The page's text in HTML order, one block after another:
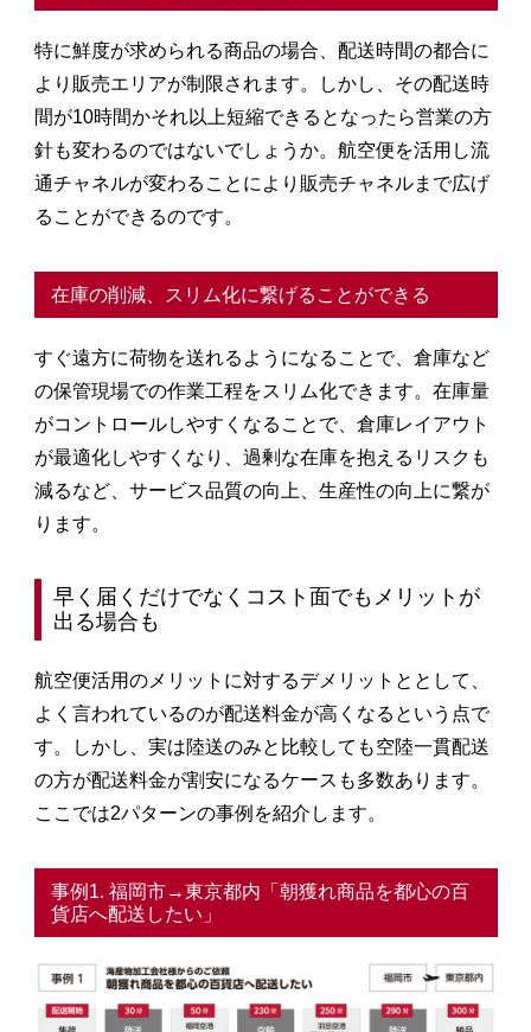
特に鮮度が求められる商品の場合、配送時間の都合に
より販売エリアが制限されます。しかし、その配送時
間が10時間かそれ以上短縮できるとなったら営業の方
針も変わるのではないでしょうか。航空便を活用し流
通チャネルが変わることにより販売チャネルまで広げ
ることができるのです。
在庫の削減、スリム化に繋げることができる
すぐ遠方に荷物を送れるようになることで、倉庫など
の保管現場での作業工程をスリム化できます。在庫量
がコントロールしやすくなることで、倉庫レイアウト
が最適化しやすくなり、過剰な在庫を抱えるリスクも
減るなど、サービス品質の向上、生産性の向上に繋が
ります。
早く届くだけでなくコスト面でもメリットが
出る場合も
航空便活用のメリットに対するデメリットととして、
よく言われているのが配送料金が高くなるという点で
す。しかし、実は陸送のみと比較しても空陸一貫配送
の方が配送料金が割安になるケースも多数あります。
ここでは2パターンの事例を紹介します。
事例1. 福岡市→東京都内「朝獲れ商品を都心の百
貨店へ配送したい」